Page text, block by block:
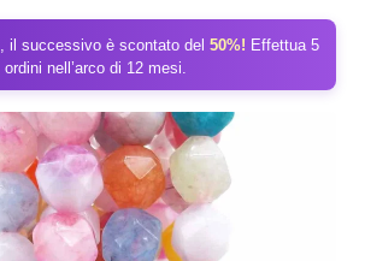
, il successivo è scontato del 50%! Effettua 5
ordini nell’arco di 12 mesi.